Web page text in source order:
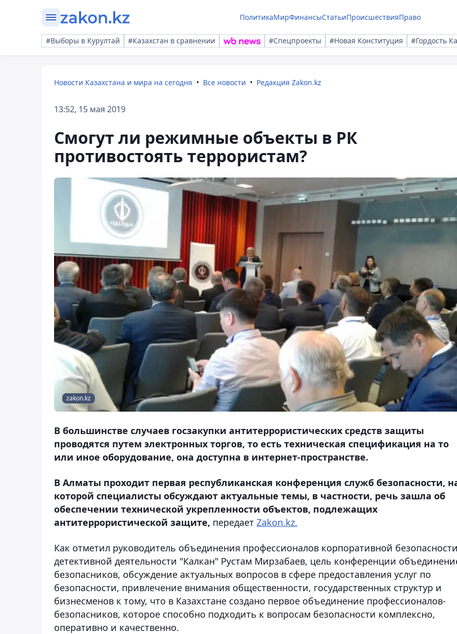
ПолитикаМирФинансыСтатьиПроисшествияПраво
#Выборы в Курултай #Казахстан в сравнении #Спецпроекты #Новая Конституция #Гордость
Новости Казахстана и мира на сегодня Все новости Редакция Zakon.kz
13:52, 15 мая 2019
Смогут ли режимные объекты в РК
противостоять террористам?
zakon.kz
В большинстве случаев госзакупки антитеррористических средств защиты
проводятся путем электронных торгов, то есть техническая спецификация на то
или иное оборудование, она доступна в интернет-пространстве.
В Алматы проходит первая республиканская конференция служб безопасности,
которой специалисты обсуждают актуальные темы, в частности, речь зашла об
обеспечении технической укрепленности объектов, подлежащих
антитеррористической защите, передает Zakon.kz.
Как отметил руководитель объединения профессионалов корпоративной
детективной деятельности "Калкан" Рустам Мирзабаев, цель конференции
безопасников, обсуждение актуальных вопросов в сфере предоставления услуг по
безопасности, привлечение внимания общественности, государственных структур и
бизнесменов к тому, что в Казахстане создано первое объединение профессионалов-
безопасников, которое способно подходить к вопросам безопасности комплексно,
оперативно и качественно.